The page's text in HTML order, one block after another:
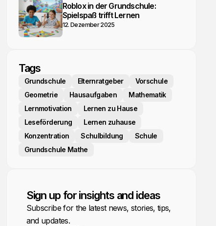
Roblox in der Grundschule:
Spielspaß trifft Lernen
12. Dezember 2025
Tags
Grundschule Elternratgeber
Vorschule
Geometrie
Hausaufgaben
Mathematik
Lernmotivation
Lernen zu Hause
Leseförderung
Lernen zuhause
Konzentration
Schulbildung
Schule
Grundschule Mathe
Sign up for insights and ideas
Subscribe for the latest news, stories, tips,
and updates.